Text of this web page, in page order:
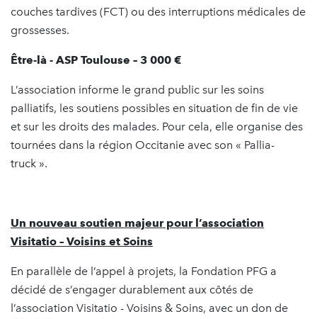
couches tardives (FCT) ou des interruptions médicales de
grossesses.
Être-là - ASP Toulouse – 3 000 €
L’association informe le grand public sur les soins
palliatifs, les soutiens possibles en situation de fin de vie
et sur les droits des malades. Pour cela, elle organise des
tournées dans la région Occitanie avec son « Pallia-
truck ».
Un nouveau soutien majeur pour l’association
Visitatio – Voisins et Soins
En parallèle de l’appel à projets, la Fondation PFG a
décidé de s’engager durablement aux côtés de
l’association Visitatio - Voisins & Soins, avec un don de